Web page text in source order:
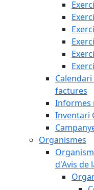
factures
Informes
Inventari
Organismes
d'Avis de